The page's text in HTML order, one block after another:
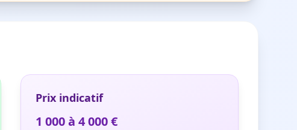
Prix indicatif
1 000 à 4 000 €